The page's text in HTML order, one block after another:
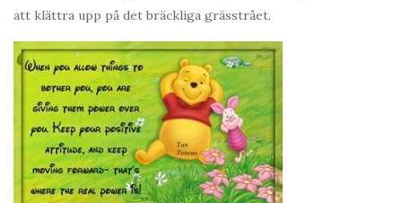
att klättra upp på det bräckliga grässtrået.